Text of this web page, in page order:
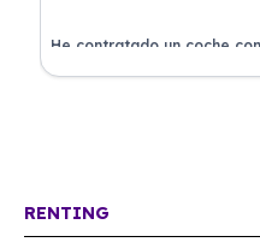
He contratado un coche
estoy impresionado. Todo
RENTING